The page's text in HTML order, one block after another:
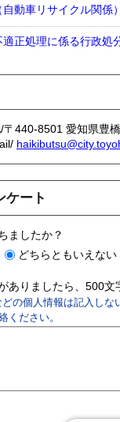
動車リサイクル関係）
正処理に係る行政処
〒440-8501 愛知県豊
ケート
ましたか？
どちらともいえない
ありましたら、500文
どの個人情報は記入し
ください。